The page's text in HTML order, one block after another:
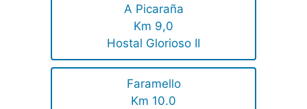
A Picaraña
Km 9,0
Hostal Glorioso II
Faramello
Km 10.0